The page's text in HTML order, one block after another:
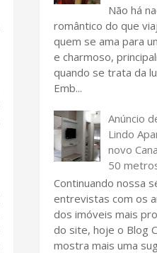
Não há
romântico do que
quem se ama para
e charmoso,
quando se trata da
Emb...
Anúncio
Lindo
novo
50
Continuando nossa
entrevistas com os
dos imóveis mais
do site, hoje o Blog
mostra mais uma